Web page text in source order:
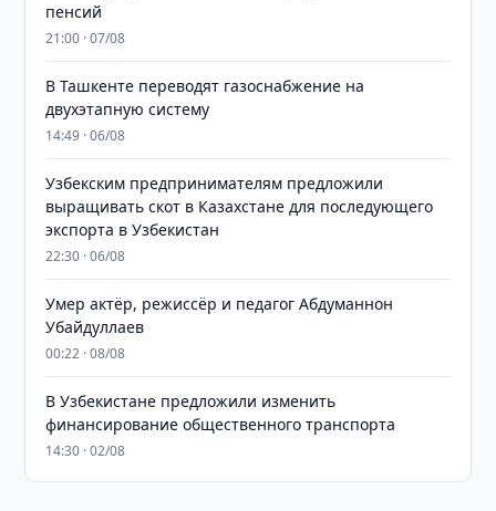
пенсий
21:00 · 07/08
В Ташкенте переводят газоснабжение на
двухэтапную систему
14:49 · 06/08
Узбекским предпринимателям предложили
выращивать скот в Казахстане для последующего
экспорта в Узбекистан
22:30 · 06/08
Умер актёр, режиссёр и педагог Абдуманнон
Убайдуллаев
00:22 · 08/08
В Узбекистане предложили изменить
финансирование общественного транспорта
14:30 · 02/08